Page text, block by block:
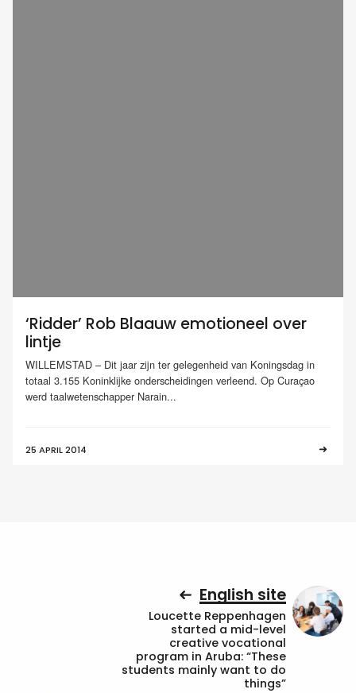
‘Ridder’ Rob Blaauw emotioneel over
lintje
WILLEMSTAD – Dit jaar zijn ter gelegenheid van Koningsdag in
totaal 3.155 Koninklijke onderscheidingen verleend. Op Curaçao
werd taalwetenschapper Narain...
25 APRIL 2014
English site
Loucette Reppenhagen
started a mid-level
creative vocational
program in Aruba: “These
students mainly want to do
things”